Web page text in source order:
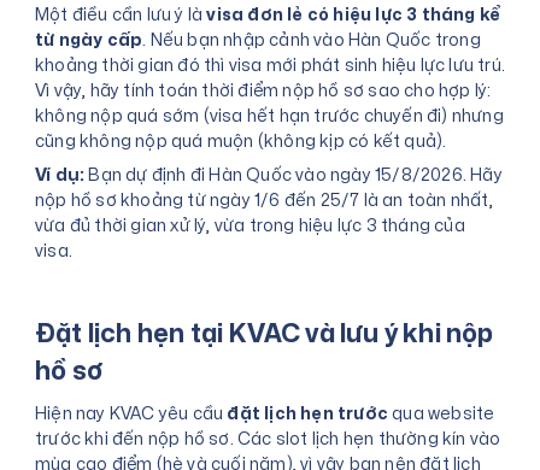
Một điều cần lưu ý làvisa đơn lẻ có hiệu lực 3 tháng kể
từ ngày cấp. Nếu bạn nhập cảnh vào Hàn Quốc trong
khoảng thời gian đó thì visa mới phát sinh hiệu lực lưu trú.
Vì vậy, hãy tính toán thời điểm nộp hồ sơ sao cho hợp lý:
không nộp quá sớm (visa hết hạn trước chuyến đi) nhưng
cũng không nộp quá muộn (không kịp có kết quả).
Ví dụ:Bạn dự định đi Hàn Quốc vào ngày 15/8/2026. Hãy
nộp hồ sơ khoảng từ ngày 1/6 đến 25/7 là an toàn nhất,
vừa đủ thời gian xử lý, vừa trong hiệu lực 3 tháng của
visa.
Đặt lịch hẹn tại KVAC và lưu ý khi nộp
hồ sơ
Hiện nay KVAC yêu cầu đặt lịch hẹn trướcqua website
trước khi đến nộp hồ sơ. Các slot lịch hẹn thường kín vào
mùa cao điểm (hè và cuối năm), vì vậy bạn nên đặt lịch